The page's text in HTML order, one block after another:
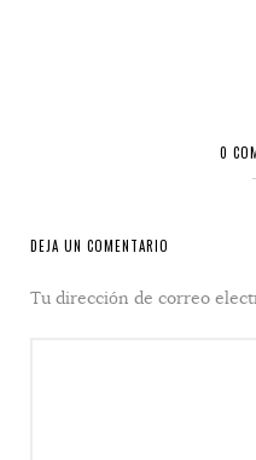
0
DEJA UN COMENTARIO
Tu dirección de correo